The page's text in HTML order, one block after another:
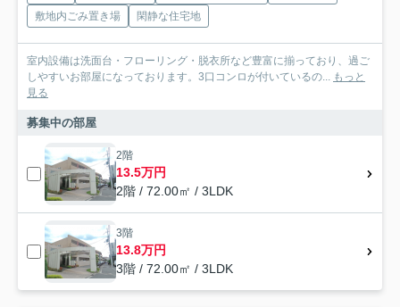
敷地内ごみ置き場
閑静な住宅地
室内設備は洗面台・フローリング・脱衣所など豊富に揃っており、過ご
しやすいお部屋になっております。3口コンロが付いているの... もっと
見る
募集中の部屋
2階
13.5万円
2階 / 72.00㎡ / 3LDK
3階
13.8万円
3階 / 72.00㎡ / 3LDK